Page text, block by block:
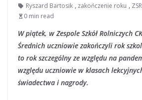
Ryszard Bartosik , zakończenie roku ,
0 min read
W piątek, w Zespole Szkół Rolniczych
Średnich uczniowie zakończyli rok
to rok szczególny ze względu na
względu uczniowie w klasach
świadectwa i nagrody.